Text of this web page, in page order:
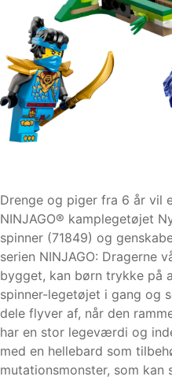
Drenge og piger fra 6 år vil
NINJAGO® kamplegetøjet
spinner (71849) og
serien NINJAGO: Dragerne
bygget, kan børn trykke på
spinner-legetøjet i gang og
dele flyver af, når den
har en stor legeværdi og
med en hellebard som
mutationsmonster, som kan